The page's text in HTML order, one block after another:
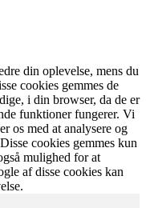
din oplevelse, mens du
cookies gemmes de
i din browser, da de er
funktioner fungerer. Vi
os med at analysere og
cookies gemmes kun
mulighed for at
af disse cookies kan